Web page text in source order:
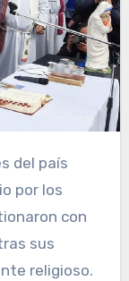
por los
con
sus
religioso.